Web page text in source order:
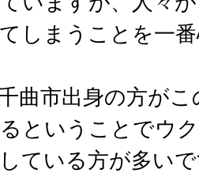
しまうことを一
曲市出身の方が
ということでウ
ている方が多い